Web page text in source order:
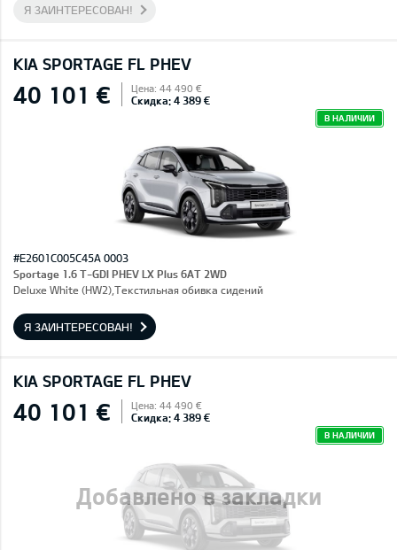
Я ЗАИНТЕРЕСОВАН!
KIA SPORTAGE FL PHEV
40 101 € Цена: 44 490 €
Скидка: 4 389 €
В НАЛИЧИИ
#E2601C005C45A 0003
Sportage 1.6 T-GDI PHEV LX Plus 6AT 2WD
Deluxe White (HW2),Текстильная обивка сидений
Я ЗАИНТЕРЕСОВАН!
KIA SPORTAGE FL PHEV
Добавлено в закладки
40 101 € Цена: 44 490 €
Скидка: 4 389 €
В НАЛИЧИИ